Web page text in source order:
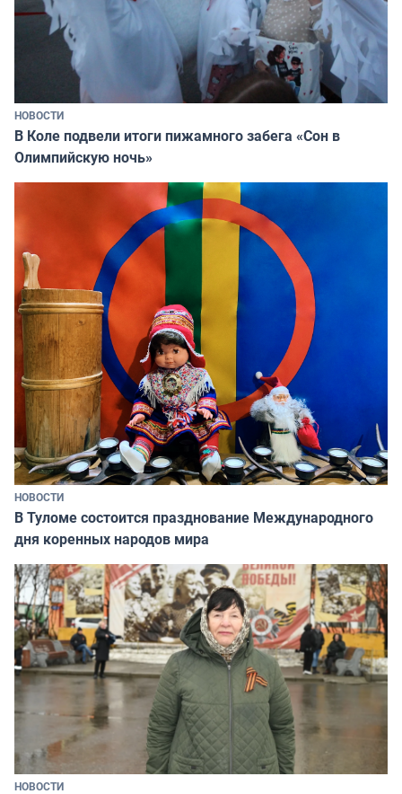
НОВОСТИ
В Коле подвели итоги пижамного забега «Сон в
Олимпийскую ночь»
НОВОСТИ
В Туломе состоится празднование Международного
дня коренных народов мира
НОВОСТИ